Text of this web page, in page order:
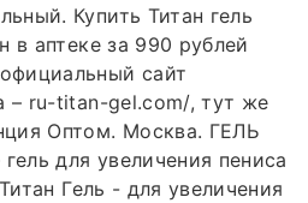
Купить Титан гель
аптеке за 990 рублей
сайт
– ru-titan-gel.com/, тут же
Оптом. Москва. ГЕЛЬ
для увеличения пениса
Гель - для увеличения